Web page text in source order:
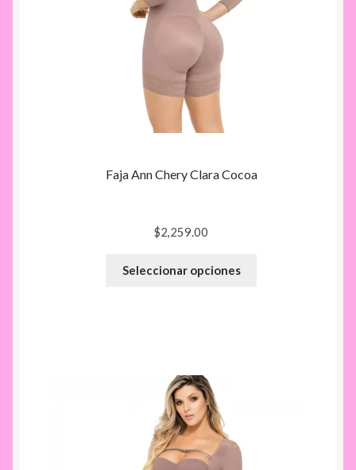
Faja Ann Chery Clara Cocoa
$2,259.00
Seleccionar opciones